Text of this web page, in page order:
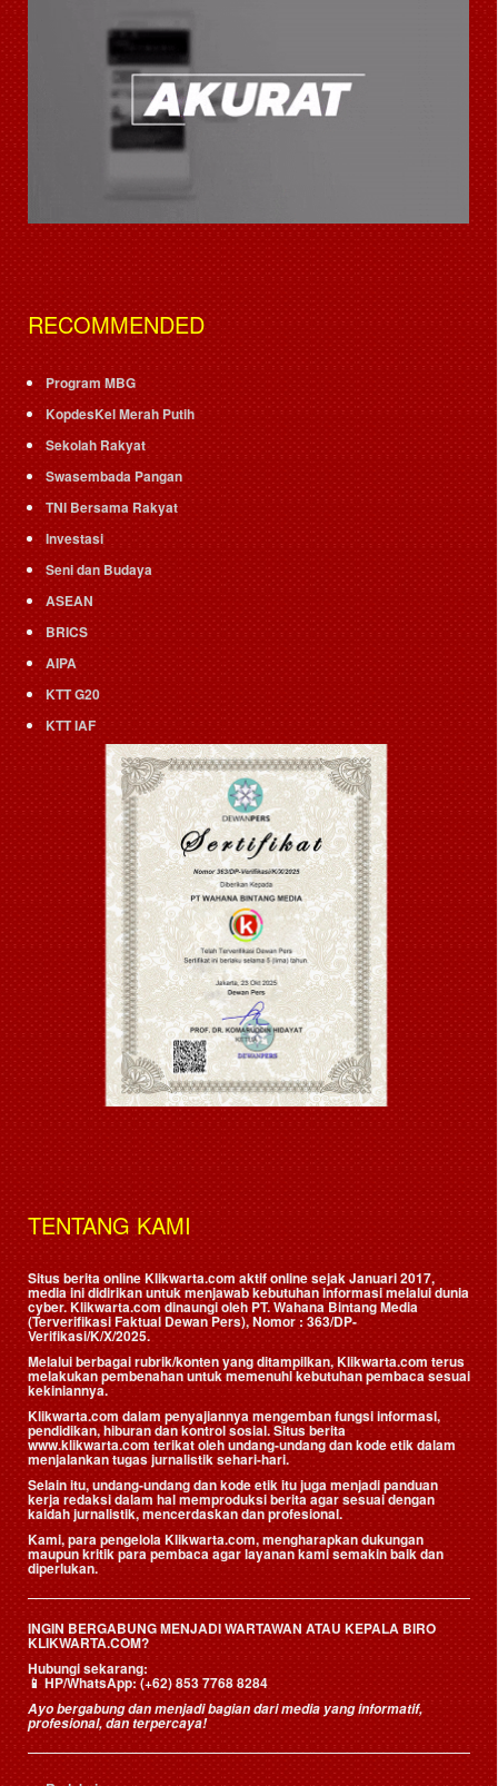
RECOMMENDED
Program MBG
KopdesKel Merah Putih
Sekolah Rakyat
Swasembada Pangan
TNI Bersama Rakyat
Investasi
Seni dan Budaya
ASEAN
BRICS
AIPA
KTT G20
KTT IAF
TENTANG KAMI
Situs berita online Klikwarta.com aktif online sejak Januari 2017,
media ini didirikan untuk menjawab kebutuhan informasi melalui dunia
cyber. Klikwarta.com dinaungi oleh PT. Wahana Bintang Media
(Terverifikasi Faktual Dewan Pers), Nomor : 363/DP-
Verifikasi/K/X/2025.
Melalui berbagai rubrik/konten yang ditampilkan, Klikwarta.com terus
melakukan pembenahan untuk memenuhi kebutuhan pembaca sesuai
kekiniannya.
Klikwarta.com dalam penyajiannya mengemban fungsi informasi,
pendidikan, hiburan dan kontrol sosial. Situs berita
www.klikwarta.com terikat oleh undang-undang dan kode etik dalam
menjalankan tugas jurnalistik sehari-hari.
Selain itu, undang-undang dan kode etik itu juga menjadi panduan
kerja redaksi dalam hal memproduksi berita agar sesuai dengan
kaidah jurnalistik, mencerdaskan dan profesional.
Kami, para pengelola Klikwarta.com, mengharapkan dukungan
maupun kritik para pembaca agar layanan kami semakin baik dan
diperlukan.
INGIN BERGABUNG MENJADI WARTAWAN ATAU KEPALA BIRO
KLIKWARTA.COM?
Hubungi sekarang:
📱HP/WhatsApp:(+62) 853 7768 8284
Ayo bergabung dan menjadi bagian dari media yang informatif,
profesional, dan terpercaya!